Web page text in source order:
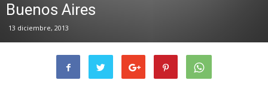
Buenos Aires
13 diciembre, 2013